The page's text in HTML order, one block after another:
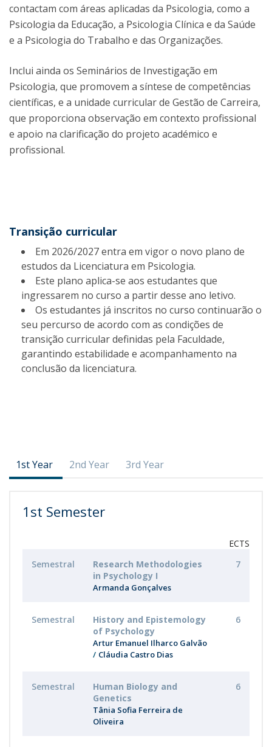
contactam com áreas aplicadas da Psicologia, como a
Psicologia da Educação, a Psicologia Clínica e da Saúde
e a Psicologia do Trabalho e das Organizações.
Inclui ainda os Seminários de Investigação em
Psicologia, que promovem a síntese de competências
científicas, e a unidade curricular de Gestão de Carreira,
que proporciona observação em contexto profissional
e apoio na clarificação do projeto académico e
profissional.
Transição curricular
Em 2026/2027 entra em vigor o novo plano de
estudos da Licenciatura em Psicologia.
Este plano aplica-se aos estudantes que
ingressarem no curso a partir desse ano letivo.
Os estudantes já inscritos no curso continuarão o
seu percurso de acordo com as condições de
transição curricular definidas pela Faculdade,
garantindo estabilidade e acompanhamento na
conclusão da licenciatura.
1st Year 2nd Year 3rd Year
1st Semester
ECTS
Semestral
Research Methodologies
in Psychology I
Armanda Gonçalves
7
Semestral
History and Epistemology
of Psychology
Artur Emanuel Ilharco Galvão
Cláudia Castro Dias
6
Semestral
Human Biology and
Genetics
Tânia Sofia Ferreira de
Oliveira
6